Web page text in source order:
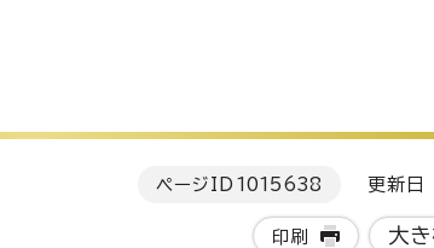
ページID 1015638 更新日
印刷 大